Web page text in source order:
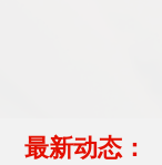
最新动态：